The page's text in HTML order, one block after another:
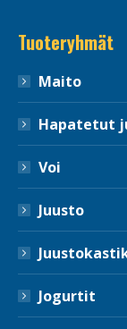
Tuoteryhmät
Maito
Hapatetut
Voi
Juusto
Jogurtit